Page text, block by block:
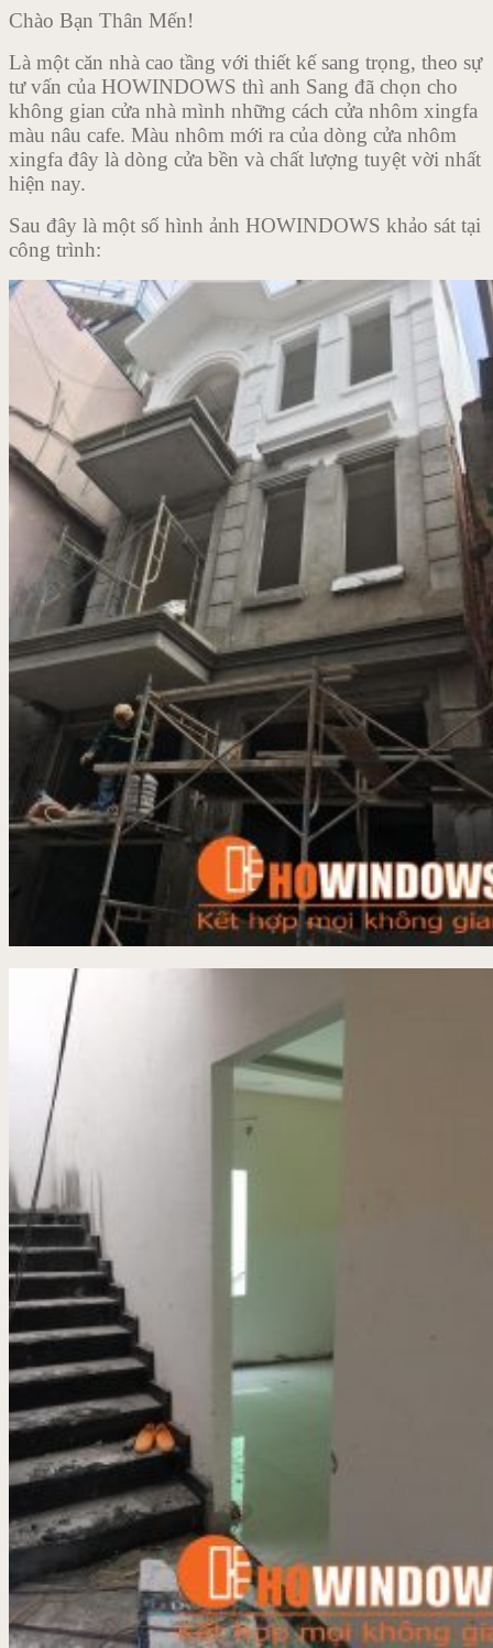
Chào Bạn Thân Mến!
Là một căn nhà cao tầng với thiết kế sang trọng, theo sự
tư vấn của HOWINDOWS thì anh Sang đã chọn cho
không gian cửa nhà mình những cách cửa nhôm xingfa
màu nâu cafe. Màu nhôm mới ra của dòng cửa nhôm
xingfa đây là dòng cửa bền và chất lượng tuyệt vời nhất
hiện nay.
Sau đây là một số hình ảnh HOWINDOWS khảo sát tại
công trình: